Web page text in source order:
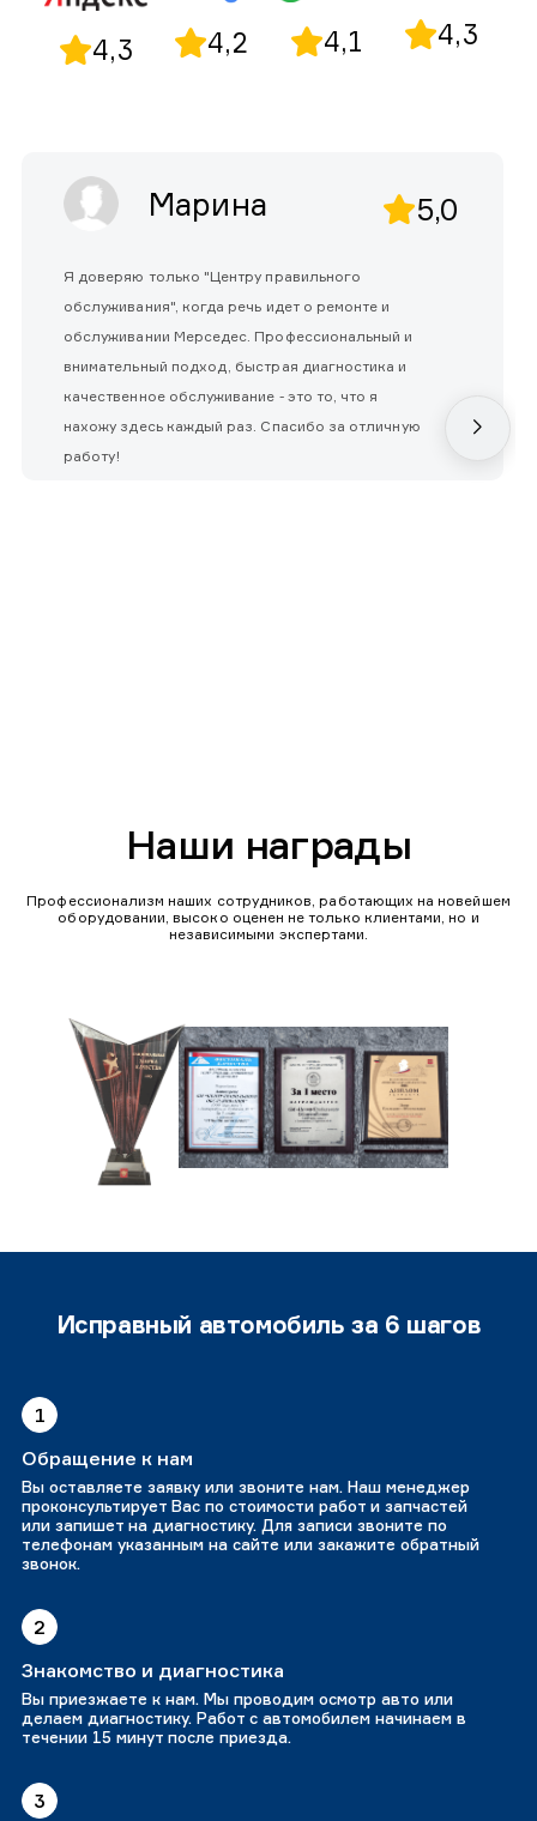
4,3 4,2 4,1 4,3
Марина 5,0
Я доверяю только "Центру правильного
обслуживания", когда речь идет о ремонте и
обслуживании Мерседес. Профессиональный и
внимательный подход, быстрая диагностика и
качественное обслуживание - это то, что я
нахожу здесь каждый раз. Спасибо за отличную
работу!
Наши награды
Профессионализм наших сотрудников, работающих на новейшем
оборудовании, высоко оценен не только клиентами, но и
независимыми экспертами.
Исправный автомобиль за 6 шагов
1
Обращение к нам
Вы оставляете заявку или звоните нам. Наш менеджер
проконсультирует Вас по стоимости работ и запчастей
или запишет на диагностику. Для записи звоните по
телефонам указанным на сайте или закажите обратный
звонок.
2
Знакомство и диагностика
Вы приезжаете к нам. Мы проводим осмотр авто или
делаем диагностику. Работ с автомобилем начинаем в
течении 15 минут после приезда.
3